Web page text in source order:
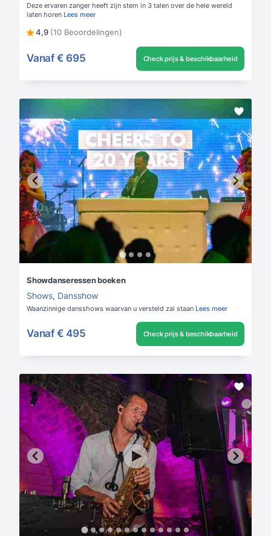
Deze ervaren zanger heeft zijn stem in 3 talen over de hele wereld
laten horen Lees meer
4,9 (10 Beoordelingen)
Vanaf € 695 Check prijs & beschikbaarheid
Showdanseressen boeken
Shows, Dansshow
Waanzinnige dansshows waarvan u versteld zal staan Lees meer
Vanaf € 495 Check prijs & beschikbaarheid